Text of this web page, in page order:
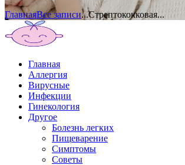
ГлавнаяВсе записи...Стрептококковая...
Главная
Аллергия
Вирусные
Инфекции
Гинекология
Другое
Болезнь легких
Пищеварение
Симптомы
Советы